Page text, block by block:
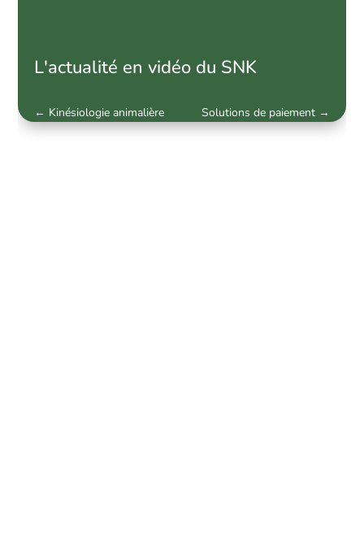
L'actualité en vidéo du SNK
← Kinésiologie animalière Solutions de paiement→